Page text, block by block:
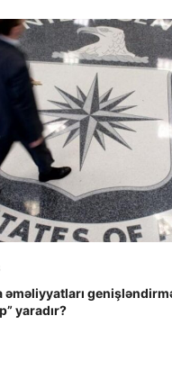
əməliyyatları
yaradır?